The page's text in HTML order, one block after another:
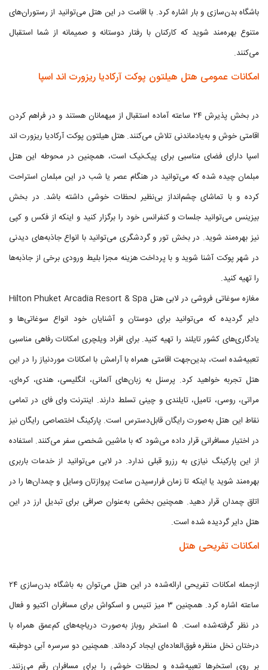
باشگاه بدن‌سازی و بار اشاره کرد. با اقامت در این هتل می‌توانید از رستوران‌های
متنوع بهره‌مند شوید که کارکنان با رفتار دوستانه و صمیمانه از شما استقبال
می‌کنند.
امکانات عمومی هتل هیلتون پوکت آرکادیا ریزورت اند اسپا
در بخش پذیرش ۲۴ ساعته آماده استقبال از میهمانان هستند و در فراهم کردن
اقامتی خوش و به‌یادماندنی تلاش می‌کنند. هتل هیلتون پوکت آرکادیا ریزورت اند
اسپا دارای فضای مناسبی برای پیک‌نیک است، همچنین در محوطه این هتل
مبلمان چیده شده که می‌توانید در هنگام عصر یا شب در این مبلمان استراحت
کرده و با تماشای چشم‌انداز بی‌نظیر لحظات خوشی داشته باشد. در بخش
بیزینس می‌توانید جلسات و کنفرانس خود را برگزار کنید و اینکه از فکس و کپی
نیز بهره‌مند شوید. در بخش تور و گردشگری می‌توانید با انواع جاذبه‌های دیدنی
در شهر پوکت آشنا شوید و با پرداخت هزینه مجزا بلیط ورودی برخی از جاذبه‌ها
را تهیه کنید.
مغازه سوغاتی فروشی در لابی هتل Hilton Phuket Arcadia Resort & Spa
دایر گردیده که می‌توانید برای دوستان و آشنایان خود انواع سوغاتی‌ها و
یادگاری‌های کشور تایلند را تهیه کنید. برای افراد ویلچری امکانات رفاهی مناسبی
تعبیه‌شده است، بدین‌جهت اقامتی همراه با آرامش با امکانات موردنیاز را در این
هتل تجربه خواهید کرد. پرسنل به زبان‌های آلمانی، انگلیسی، هندی، کره‌ای،
مراتی، روسی، تامیل، تایلندی و چینی تسلط دارند. اینترنت وای فای در تمامی
نقاط این هتل به‌صورت رایگان قابل‌دسترس است. پارکینگ اختصاصی رایگان نیز
در اختیار مسافرانی قرار داده می‌شود که با ماشین شخصی سفر می‌کنند. استفاده
از این پارکینگ نیازی به رزرو قبلی ندارد. در لابی می‌توانید از خدمات باربری
بهره‌مند شوید یا اینکه تا زمان فرارسیدن ساعت پروازتان وسایل و چمدان‌ها را در
اتاق چمدان قرار دهید. همچنین بخشی به‌عنوان صرافی برای تبدیل ارز در این
هتل دایر گردیده شده است.
امکانات تفریحی هتل
ازجمله امکانات تفریحی ارائه‌شده در این هتل می‌توان به باشگاه بدن‌سازی ۲۴
ساعته اشاره کرد. همچنین ۳ میز تنیس و اسکواش برای مسافران اکتیو و فعال
در نظر گرفته‌شده است. ۵ استخر روباز به‌صورت دریاچه‌های کم‌عمق همراه با
درختان نخل منظره فوق‌العاده‌ای ایجاد کرده‌اند. همچنین دو سرسره آبی دوطبقه
بر روی استخرها تعبیه‌شده و لحظات خوشی را برای مسافران رقم می‌زنند.